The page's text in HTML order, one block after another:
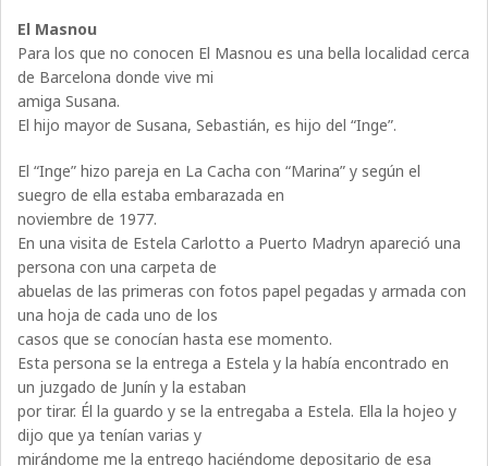
El Masnou
Para los que no conocen El Masnou es una bella localidad cerca
de Barcelona donde vive mi
amiga Susana.
El hijo mayor de Susana, Sebastián, es hijo del “Inge”.
El “Inge” hizo pareja en La Cacha con “Marina” y según el
suegro de ella estaba embarazada en
noviembre de 1977.
En una visita de Estela Carlotto a Puerto Madryn apareció una
persona con una carpeta de
abuelas de las primeras con fotos papel pegadas y armada con
una hoja de cada uno de los
casos que se conocían hasta ese momento.
Esta persona se la entrega a Estela y la había encontrado en
un juzgado de Junín y la estaban
por tirar. Él la guardo y se la entregaba a Estela. Ella la hojeo y
dijo que ya tenían varias y
mirándome me la entrego haciéndome depositario de esa